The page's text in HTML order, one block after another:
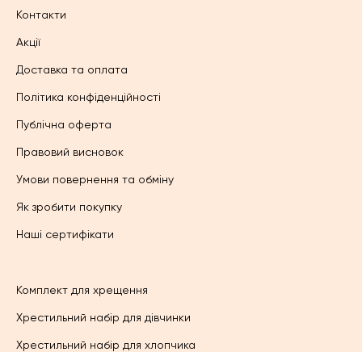
Контакти
Акції
Доставка та оплата
Політика конфіденційності
Публічна оферта
Правовий висновок
Умови повернення та обміну
Як зробити покупку
Наші сертифікати
Комплект для хрещення
Хрестильний набір для дівчинки
Хрестильний набір для хлопчика